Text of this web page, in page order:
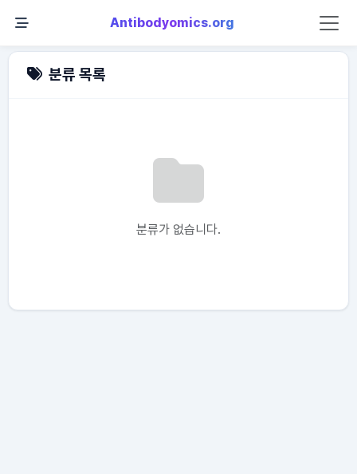
Antibodyomics.org
분류 목록
분류가 없습니다.